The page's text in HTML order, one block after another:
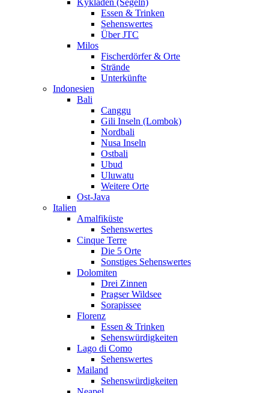
Kykladen (Segeln)
Essen & Trinken
Sehenswertes
Über JTC
Milos
Fischerdörfer & Orte
Strände
Unterkünfte
Indonesien
Bali
Canggu
Gili Inseln (Lombok)
Nordbali
Nusa Inseln
Ostbali
Ubud
Uluwatu
Weitere Orte
Ost-Java
Italien
Amalfiküste
Sehenswertes
Cinque Terre
Die 5 Orte
Sonstiges Sehenswertes
Dolomiten
Drei Zinnen
Pragser Wildsee
Sorapissee
Florenz
Essen & Trinken
Sehenswürdigkeiten
Lago di Como
Sehenswertes
Mailand
Sehenswürdigkeiten